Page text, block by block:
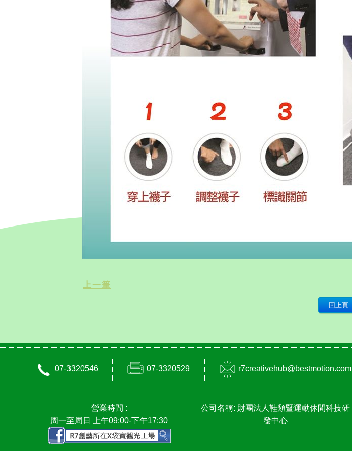
上一筆
07-3320546 07-3320529 r7creativehub@bestmotion.com
營業時間 :
周一至周日 上午09:00-下午17:30
公司名稱: 財團法人鞋類暨運動休閒科技研
發中心